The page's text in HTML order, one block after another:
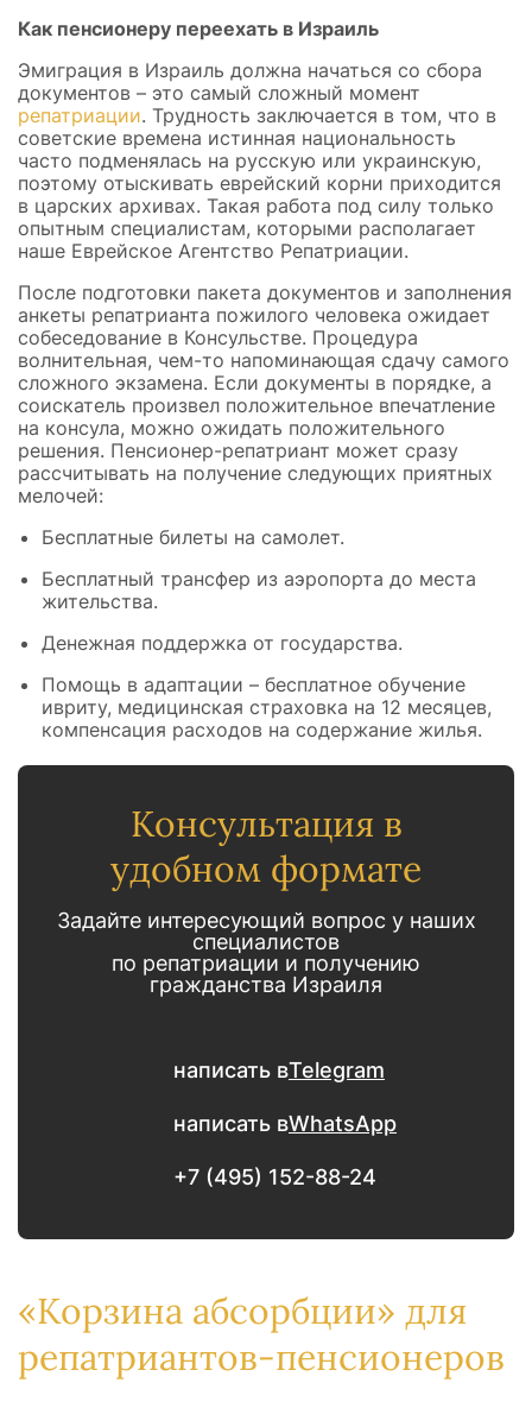
Как пенсионеру переехать в Израиль
Эмиграция в Израиль должна начаться со сбора
документов – это самый сложный момент
репатриации. Трудность заключается в том, что в
советские времена истинная национальность
часто подменялась на русскую или украинскую,
поэтому отыскивать еврейский корни приходится
в царских архивах. Такая работа под силу только
опытным специалистам, которыми располагает
наше Еврейское Агентство Репатриации.
После подготовки пакета документов и заполнения
анкеты репатрианта пожилого человека ожидает
собеседование в Консульстве. Процедура
волнительная, чем-то напоминающая сдачу самого
сложного экзамена. Если документы в порядке, а
соискатель произвел положительное впечатление
на консула, можно ожидать положительного
решения. Пенсионер-репатриант может сразу
рассчитывать на получение следующих приятных
мелочей:
Бесплатные билеты на самолет.
Бесплатный трансфер из аэропорта до места
жительства.
Денежная поддержка от государства.
Помощь в адаптации – бесплатное обучение
ивриту, медицинская страховка на 12 месяцев,
компенсация расходов на содержание жилья.
Консультация в
удобном формате
Задайте интересующий вопрос у наших
специалистов
по репатриации и получению
гражданства Израиля
написать вTelegram
написать вWhatsApp
+7 (495) 152-88-24
«Корзина абсорбции» для
репатриантов-пенсионеров